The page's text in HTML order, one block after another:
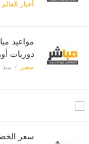
أخبار العالم
مواعيد
دوريات
مصر منذ 24 دقيقة
سعر